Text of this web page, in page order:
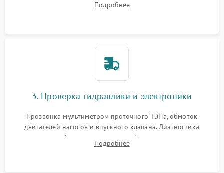
циркуляционному насосу, ТЭНу и сливной помпе.
Подробнее
3. Проверка гидравлики и электроники
Прозвонка мультиметром проточного ТЭНа, обмоток
двигателей насосов и впускного клапана. Диагностика
прессостата (датчика уровня воды), датчика мутности,
концевика дверцы и электронного модуля управления.
Подробнее